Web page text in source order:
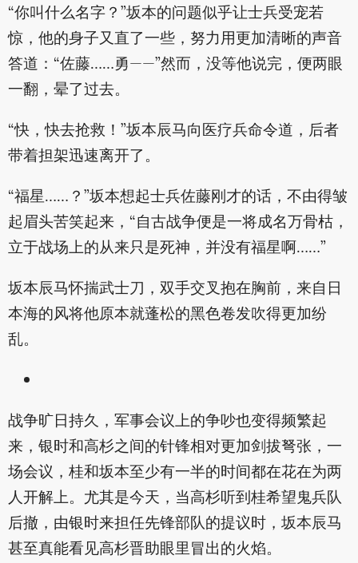
“你叫什么名字？”坂本的问题似乎让士兵受宠若
惊，他的身子又直了一些，努力用更加清晰的声音
答道：“佐藤……勇——”然而，没等他说完，便两眼
一翻，晕了过去。
“快，快去抢救！”坂本辰马向医疗兵命令道，后者
带着担架迅速离开了。
“福星……？”坂本想起士兵佐藤刚才的话，不由得皱
起眉头苦笑起来，“自古战争便是一将成名万骨枯，
立于战场上的从来只是死神，并没有福星啊……”
坂本辰马怀揣武士刀，双手交叉抱在胸前，来自日
本海的风将他原本就蓬松的黑色卷发吹得更加纷
乱。
战争旷日持久，军事会议上的争吵也变得频繁起
来，银时和高杉之间的针锋相对更加剑拔弩张，一
场会议，桂和坂本至少有一半的时间都在花在为两
人开解上。尤其是今天，当高杉听到桂希望鬼兵队
后撤，由银时来担任先锋部队的提议时，坂本辰马
甚至真能看见高杉晋助眼里冒出的火焰。